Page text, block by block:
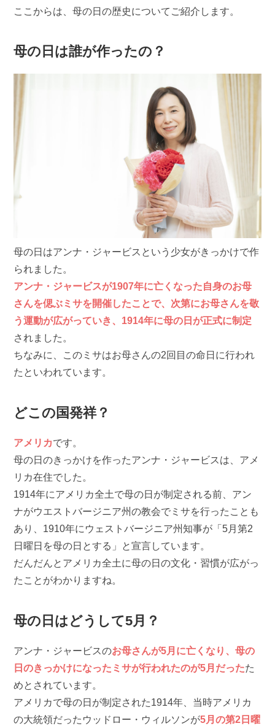
ここからは、母の日の歴史についてご紹介します。
母の日は誰が作ったの？
母の日はアンナ・ジャービスという少女がきっかけで作
られました。
アンナ・ジャービスが1907年に亡くなった自身のお母
さんを偲ぶミサを開催したことで、次第にお母さんを敬
う運動が広がっていき、1914年に母の日が正式に制定
されました。
ちなみに、このミサはお母さんの2回目の命日に行われ
たといわれています。
どこの国発祥？
アメリカです。
母の日のきっかけを作ったアンナ・ジャービスは、アメ
リカ在住でした。
1914年にアメリカ全土で母の日が制定される前、アン
ナがウエストバージニア州の教会でミサを行ったことも
あり、1910年にウェストバージニア州知事が「5月第2
日曜日を母の日とする」と宣言しています。
だんだんとアメリカ全土に母の日の文化・習慣が広がっ
たことがわかりますね。
母の日はどうして5月？
アンナ・ジャービスのお母さんが5月に亡くなり、母の
日のきっかけになったミサが行われたのが5月だったた
めとされています。
アメリカで母の日が制定された1914年、当時アメリカ
の大統領だったウッドロー・ウィルソンが5月の第2日曜